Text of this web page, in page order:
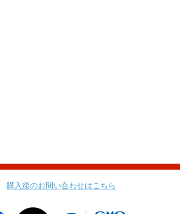
購入後のお問い合わせはこちら